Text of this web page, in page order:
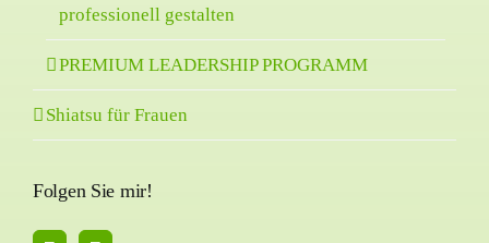
professionell gestalten
PREMIUM LEADERSHIP PROGRAMM
Shiatsu für Frauen
Folgen Sie mir!